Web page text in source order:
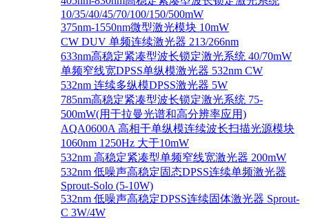
10/35/40/45/70/100/150/500mW
375nm-1550nm微型激光模块 10mW
CW DUV 单频连续激光器 213/266nm
633nm高稳定紧凑型波长锁定激光系统 40/70mW
单频窄线宽DPSS单纵模激光器 532nm CW
532nm 连续多纵模DPSS激光器 5W
785nm高稳定紧凑型波长锁定激光系统 75-
500mW(用于拉曼光谱和高分辨率应用)
AQA0600A 高相干单纵模连续波长扫描光源模块
1060nm 1250Hz 大于10mW
532nm 高稳定紧凑型单频窄线宽激光器 200mW
532nm 低噪声高稳定固态DPSS连续单频激光器
Sprout‐Solo (5-10W)
532nm 低噪声高稳定DPSS连续固体激光器 Sprout-
C 3W/4W